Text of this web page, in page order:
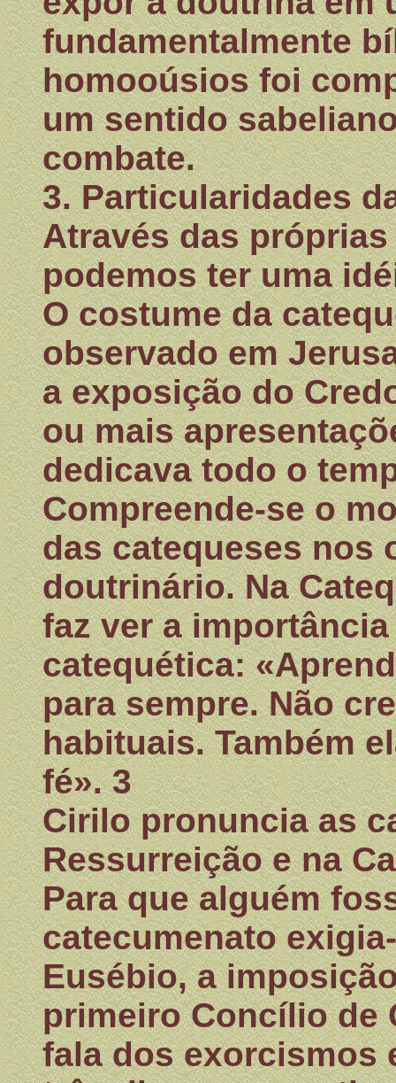
fundamentalmente
homooúsios foi
um sentido
combate.
3. Particularidades
Através das
podemos ter uma
O costume da
observado em
a exposição do
ou mais
dedicava todo o
Compreende-se o
das catequeses nos
doutrinário. Na
faz ver a
catequética:
para sempre. Não
habituais. Também
fé». 3
Cirilo pronuncia as
Ressurreição e na
Para que alguém
catecumenato
Eusébio, a
primeiro Concílio de
fala dos exorcismos